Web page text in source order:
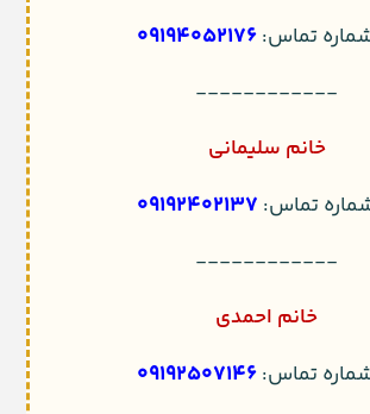
تماس:09194052176
------------
خانم سلیمانی
تماس: 09192402137
------------
خانم احمدی
تماس:09192507146